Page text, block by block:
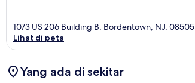
1073 US 206 Building B, Bordentown, NJ, 08505
Lihat di peta
Yang ada di sekitar